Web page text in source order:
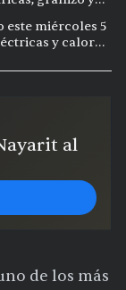
este miércoles 5
y calor
al
de los más